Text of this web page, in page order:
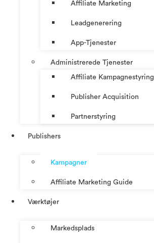
Affiliate Marketing
Leadgenerering
App-Tjenester
Administrerede Tjenester
Affiliate Kampagnestyring
Publisher Acquisition
Partnerstyring
Publishers
Kampagner
Affiliate Marketing Guide
Værktøjer
Markedsplads